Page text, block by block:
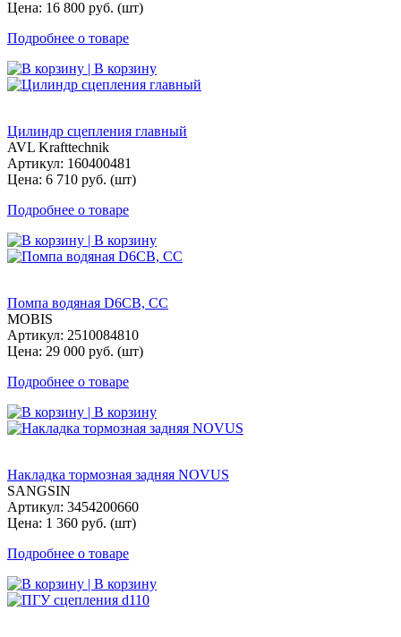
Цена: 16 800 руб. (шт)
Подробнее о товаре
| В корзину
Цилиндр сцепления главный
AVL Krafttechnik
Артикул: 160400481
Цена: 6 710 руб. (шт)
Подробнее о товаре
| В корзину
Помпа водяная D6CB, СС
MOBIS
Артикул: 2510084810
Цена: 29 000 руб. (шт)
Подробнее о товаре
| В корзину
Накладка тормозная задняя NOVUS
SANGSIN
Артикул: 3454200660
Цена: 1 360 руб. (шт)
Подробнее о товаре
| В корзину